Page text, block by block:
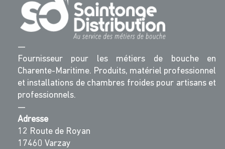
—
Fournisseur pour les métiers de bouche en
Charente-Maritime. Produits, matériel professionnel
et installations de chambres froides pour artisans et
professionnels.
—
Adresse
12 Route de Royan
17460 Varzay